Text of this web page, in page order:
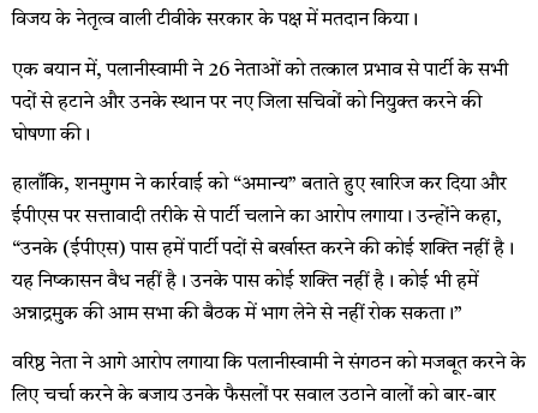
विजय के नेतृत्व वाली टीवीके सरकार के पक्ष में मतदान किया।
एक बयान में, पलानीस्वामी ने 26 नेताओं को तत्काल प्रभाव से पार्टी के सभी
पदों से हटाने और उनके स्थान पर नए जिला सचिवों को नियुक्त करने की
घोषणा की।
हालाँकि, शनमुगम ने कार्रवाई को “अमान्य” बताते हुए खारिज कर दिया और
ईपीएस पर सत्तावादी तरीके से पार्टी चलाने का आरोप लगाया। उन्होंने कहा,
“उनके (ईपीएस) पास हमें पार्टी पदों से बर्खास्त करने की कोई शक्ति नहीं है।
यह निष्कासन वैध नहीं है। उनके पास कोई शक्ति नहीं है। कोई भी हमें
अन्नाद्रमुक की आम सभा की बैठक में भाग लेने से नहीं रोक सकता।”
वरिष्ठ नेता ने आगे आरोप लगाया कि पलानीस्वामी ने संगठन को मजबूत करने के
लिए चर्चा करने के बजाय उनके फैसलों पर सवाल उठाने वालों को बार-बार